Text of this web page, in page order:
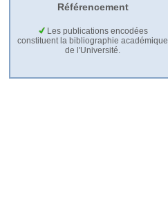
Référencement
Les publications encodées
constituent la bibliographie académique
de l'Université.